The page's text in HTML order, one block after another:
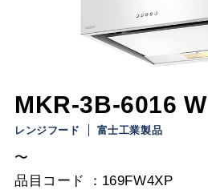
MKR-3B-6016 W
レンジフード 富士工業製品
〜
品目コード
169FW4XP